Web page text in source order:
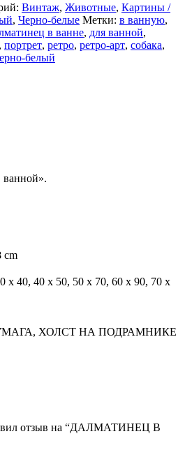
Винтаж, Животные, Картины /
, Черно-белые Метки: в ванную,
в ванне, для ванной,
, портрет, ретро, ретро-арт, собака,
белый
ванной».
cm
х 40, 40 х 50, 50 х 70, 60 х 90, 70 х
ХОЛСТ НА ПОДРАМНИКЕ
отзыв на “ДАЛМАТИНЕЦ В